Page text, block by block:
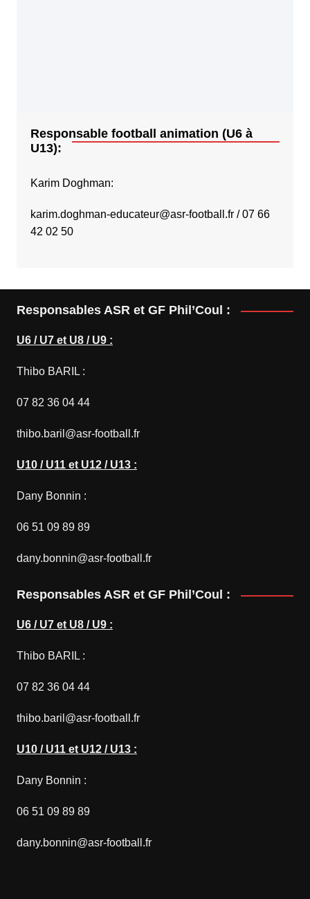
Responsable football animation (U6 à
U13):
Karim Doghman:
karim.doghman-educateur@asr-football.fr/ 07 66
42 02 50
Responsables ASR et GF Phil’Coul :
U6 / U7 et U8 / U9 :
Thibo BARIL :
07 82 36 04 44
thibo.baril@asr-football.fr
U10 / U11 et U12 / U13 :
Dany Bonnin :
06 51 09 89 89
dany.bonnin@asr-football.fr
Responsables ASR et GF Phil’Coul :
U6 / U7 et U8 / U9 :
Thibo BARIL :
07 82 36 04 44
thibo.baril@asr-football.fr
U10 / U11 et U12 / U13 :
Dany Bonnin :
06 51 09 89 89
dany.bonnin@asr-football.fr